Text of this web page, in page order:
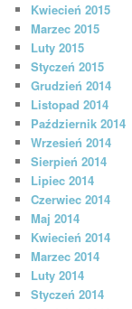
Kwiecień 2015
Marzec 2015
Luty 2015
Styczeń 2015
Grudzień 2014
Listopad 2014
Październik 2014
Wrzesień 2014
Sierpień 2014
Lipiec 2014
Czerwiec 2014
Maj 2014
Kwiecień 2014
Marzec 2014
Luty 2014
Styczeń 2014